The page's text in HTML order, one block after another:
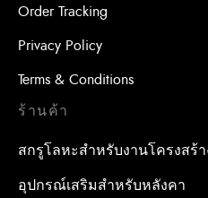
Order Tracking
Privacy Policy
Terms & Conditions
ร้านค้า
สกรูโลหะสำหรับงานโครงสร้
อุปกรณ์เสริมสำหรับหลังคา